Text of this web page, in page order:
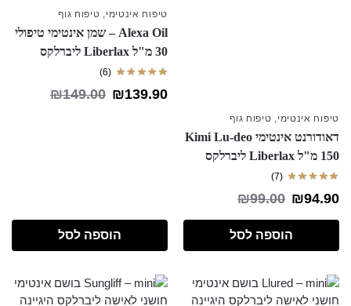
טיפוח אינטימי טיפוח גוף
דאודורנט אינטימי Kimi Lu-deo
150 מ"ל Liberlax ליברלקס
(7)
₪99.00 ₪94.90
הוספה לסל
טיפוח אינטימי טיפוח גוף
Alexa Oil – שמן אינטימי טיפולי
30 מ"ל Liberlax ליברלקס
(6)
₪149.00 ₪139.90
הוספה לסל